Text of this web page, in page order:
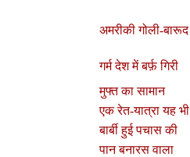
अमरीकी गोली-बारूद
गर्म देश में बर्फ़ गिरी
मुफ्त का सामान
एक रेत-यात्रा यह भी
बार्बी हुई पचास की
पान बनारस वाला